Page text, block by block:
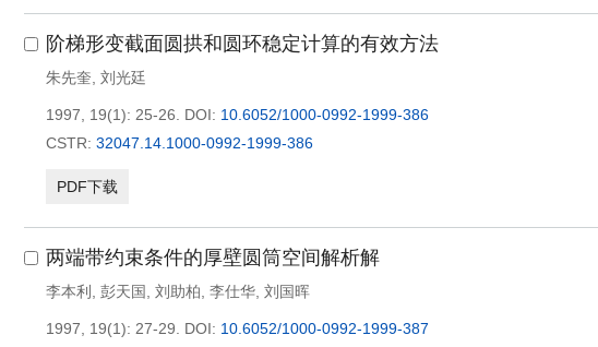
阶梯形变截面圆拱和圆环稳定计算的有效方法
朱先奎 刘光廷
1997, 19(1): 25-26. DOI: 10.6052/1000-0992-1999-386
CSTR: 32047.14.1000-0992-1999-386
PDF下载
两端带约束条件的厚壁圆筒空间解析解
李本利 彭天国 刘助柏 李仕华 刘国晖
1997, 19(1): 27-29. DOI: 10.6052/1000-0992-1999-387